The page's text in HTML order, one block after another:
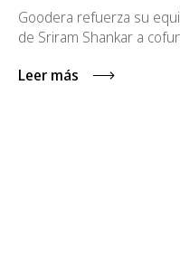
Goodera refuerza su
de Sriram Shankar a
Leer más